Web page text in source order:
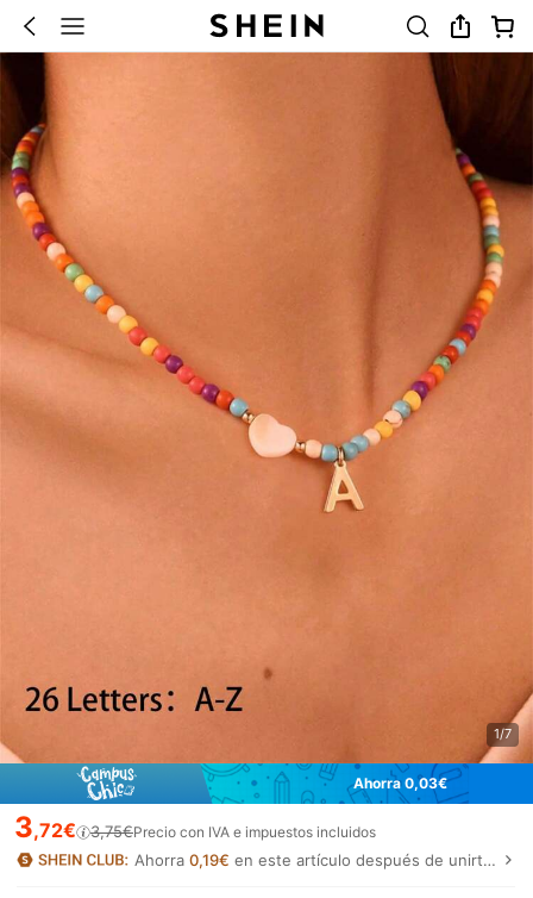
1/7
Ahorra 0,03€
3,72€ 3,75€Precio con IVA e impuestos incluidos
Ahorra 0,19€ en este artículo después de unirte.